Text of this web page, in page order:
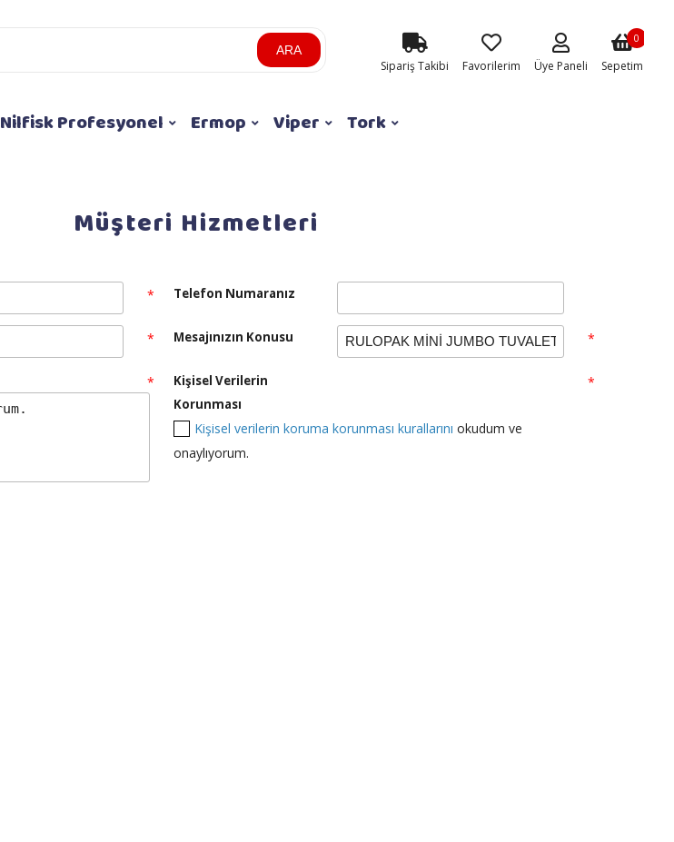
ARA
Sipariş Takibi Favorilerim Üye Paneli Sepetim
0
Nilfisk Profesyonel Ermop Viper Tork
Müşteri Hizmetleri
* Telefon Numaranız
* Mesajınızın Konusu *
*
Kişisel Verilerin
Korunması
Kişisel verilerin koruma korunması kurallarını okudum ve
onaylıyorum.
*